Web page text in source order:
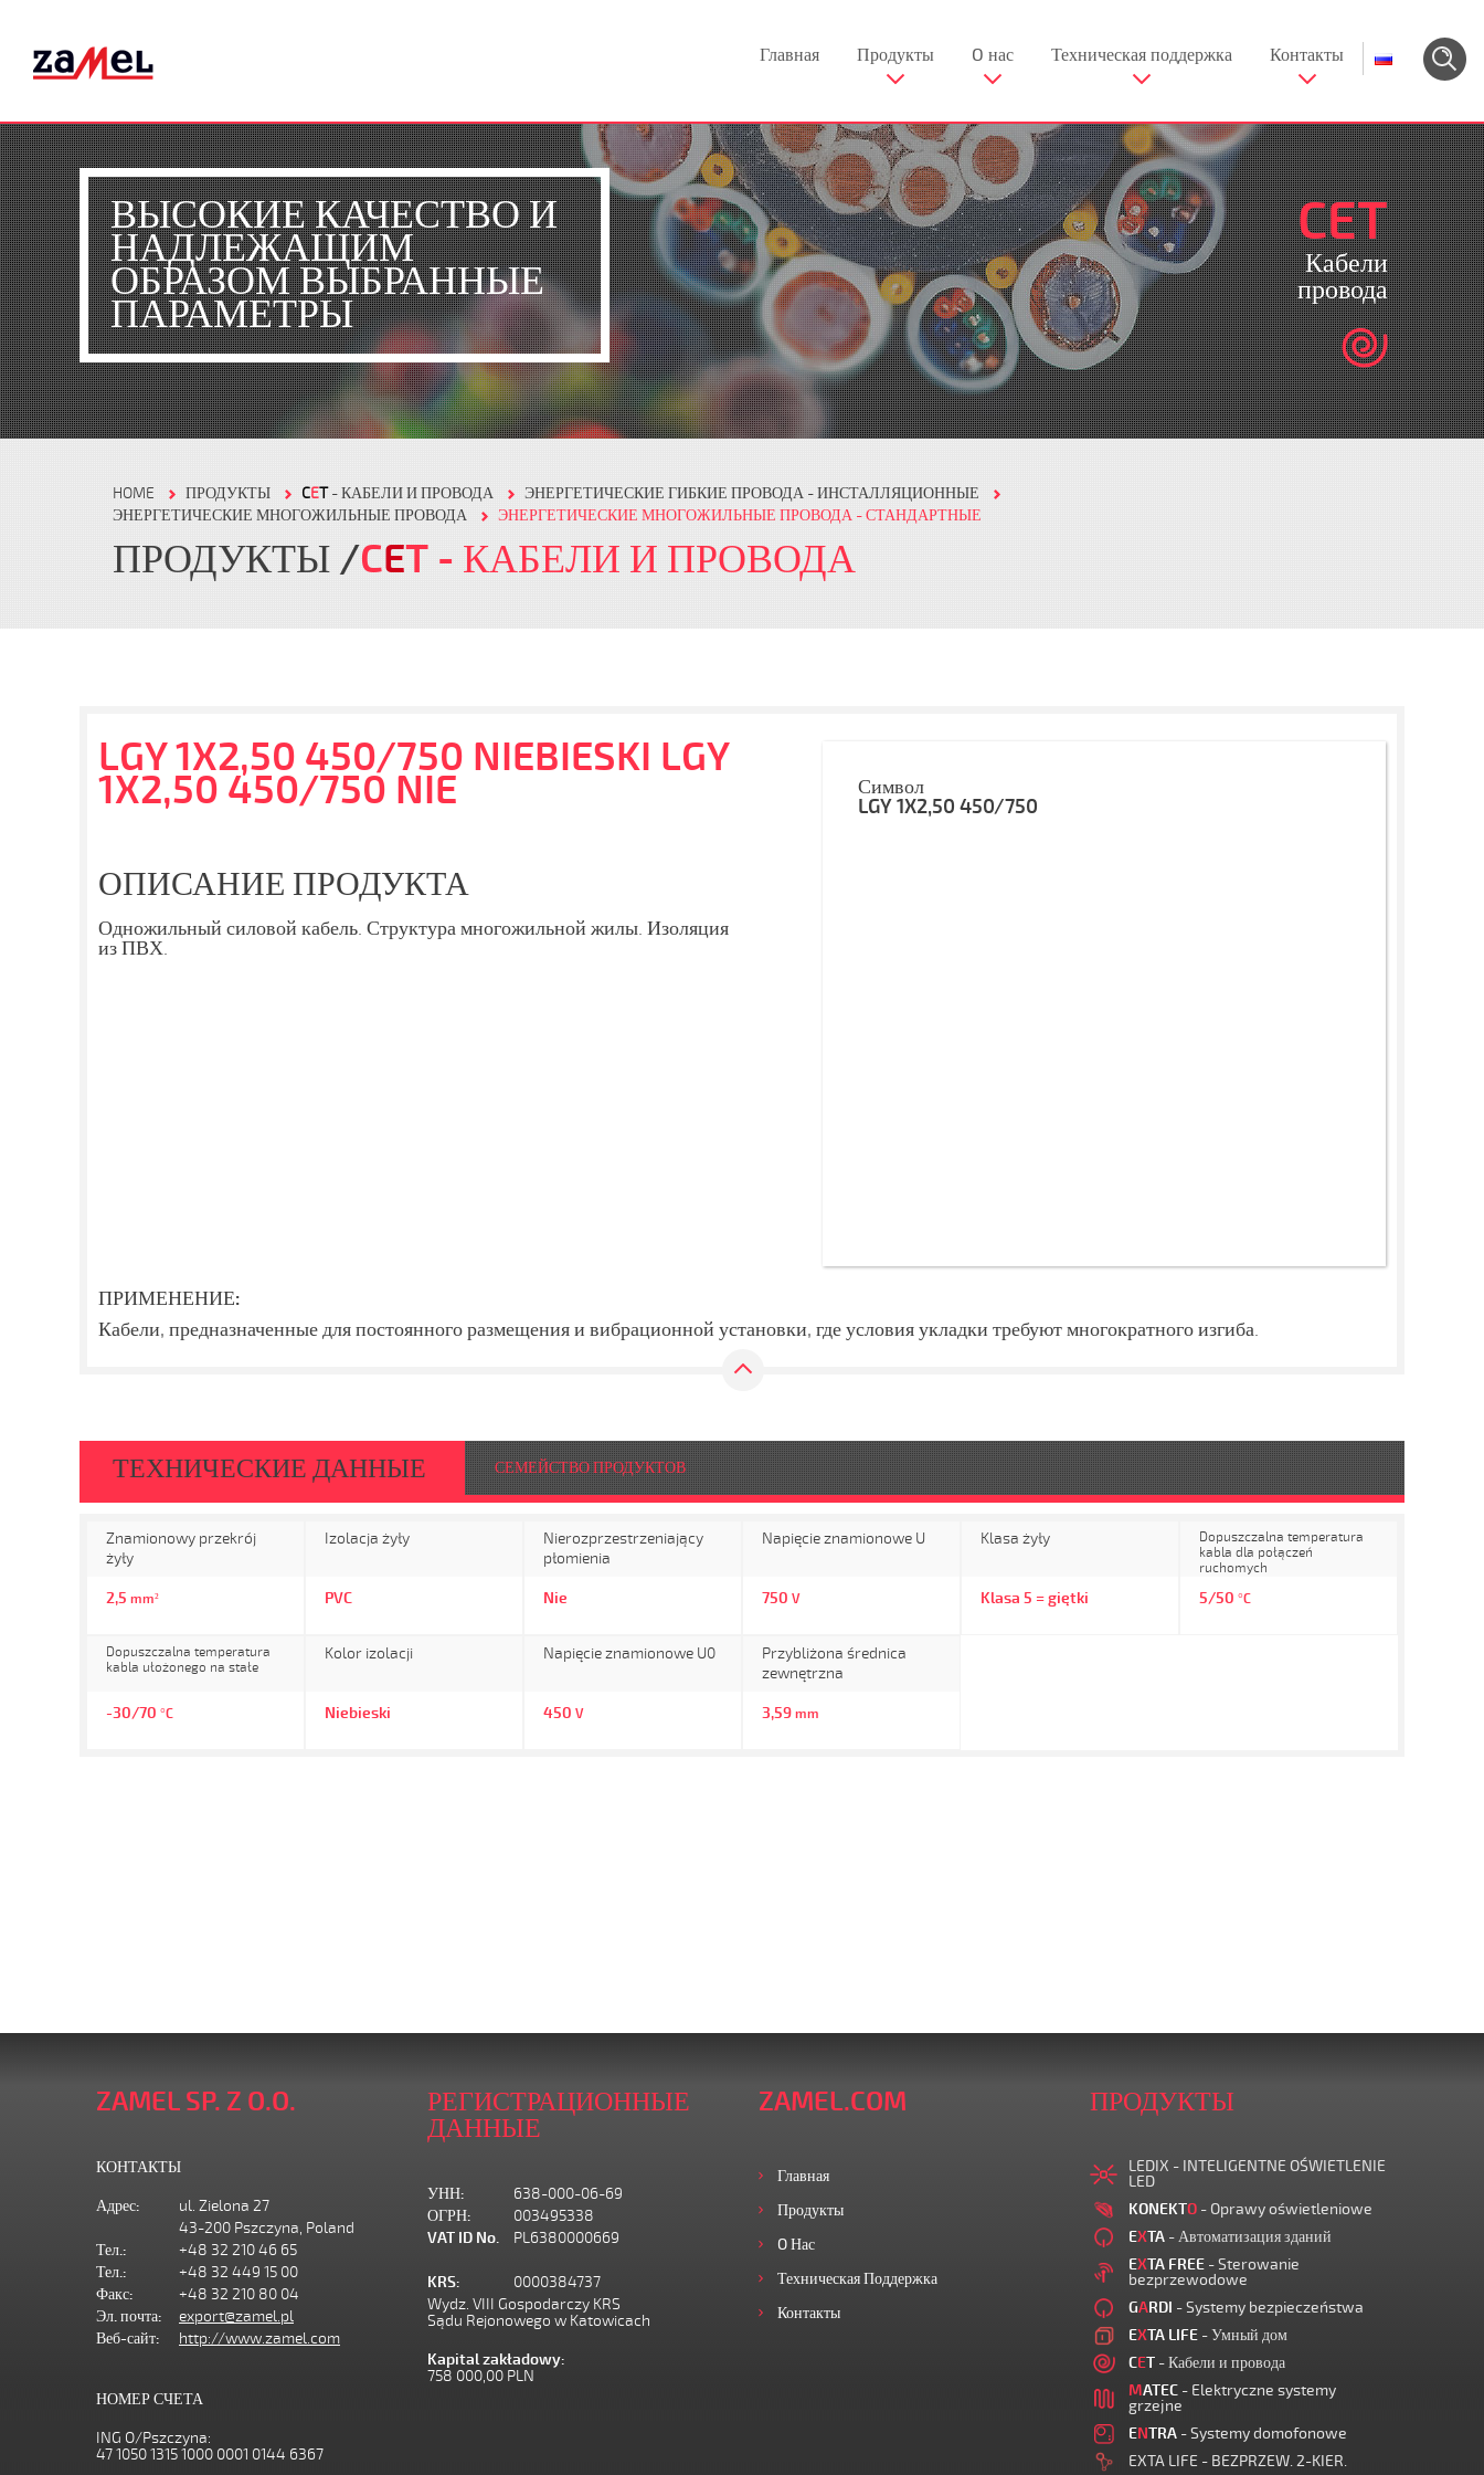
Главная Продукты O нас Техническая поддержка Контакты
ВЫСОКИЕ КАЧЕСТВО И
НАДЛЕЖАЩИМ
ОБРАЗОМ ВЫБРАННЫЕ
ПАРАМЕТРЫ
CET
Кабели
провода
HOME ПРОДУКТЫ CET- КАБЕЛИ И ПРОВОДА
ЭНЕРГЕТИЧЕСКИЕ ГИБКИЕ ПРОВОДА - ИНСТАЛЛЯЦИОННЫЕ
ЭНЕРГЕТИЧЕСКИЕ МНОГОЖИЛЬНЫЕ ПРОВОДА
ЭНЕРГЕТИЧЕСКИЕ МНОГОЖИЛЬНЫЕ ПРОВОДА - СТАНДАРТНЫЕ
ПРОДУКТЫ CET - КАБЕЛИ И ПРОВОДА
LGY 1X2,50 450/750 NIEBIESKI LGY
1X2,50 450/750 NIE
ОПИСАНИЕ ПРОДУКТА
Одножильный силовой кабель. Структура многожильной жилы. Изоляция
из ПВХ.
Символ
LGY 1X2,50 450/750
ПРИМЕНЕНИЕ:
Кабели, предназначенные для постоянного размещения и вибрационной установки, где условия укладки требуют многократного изгиба.
ТЕХНИЧЕСКИЕ ДАННЫЕ СЕМЕЙСТВО ПРОДУКТОВ
Znamionowy przekrój
żyły
2,5 mm²
Izolacja żyły
PVC
Nierozprzestrzeniający
płomienia
Nie
Napięcie znamionowe U
750 V
Klasa żyły
Klasa 5 = giętki
Dopuszczalna temperatura
kabla dla połączeń
ruchomych
5/50 °C
Dopuszczalna temperatura
kabla ułożonego na stałe
-30/70 °C
Kolor izolacji
Niebieski
Napięcie znamionowe U0
450 V
Przybliżona średnica
zewnętrzna
3,59 mm
ZAMEL SP. Z O.O.
КОНТАКТЫ
Адрес:
ul. Zielona 27
43-200 Pszczyna, Poland
Тел.:
+48 32 210 46 65
Тел.:
+48 32 449 15 00
Факс:
+48 32 210 80 04
Эл. почта:
export@zamel.pl
Веб-сайт:
http://www.zamel.com
НОМЕР СЧЕТА
ING O/Pszczyna:
47 1050 1315 1000 0001 0144 6367
РЕГИСТРАЦИОННЫЕ
ДАННЫЕ
УНН:
638-000-06-69
ОГРН:
003495338
VAT ID No.
PL6380000669
KRS:
0000384737
Wydz. VIII Gospodarczy KRS
Sądu Rejonowego w Katowicach
Kapital zakładowy:
758 000,00 PLN
ZAMEL.COM
Главная
Продукты
O Нас
Техническая Поддержка
Контакты
ПРОДУКТЫ
LEDIX - INTELIGENTNE OŚWIETLENIE
LED
KONEKTO - Oprawy oświetleniowe
EXTA - Автоматизация зданий
EXTA FREE - Sterowanie
bezprzewodowe
GARDI - Systemy bezpieczeństwa
EXTA LIFE - Умный дом
CET - Кабели и провода
MATEC - Elektryczne systemy
grzejne
ENTRA - Systemy domofonowe
EXTA LIFE - BEZPRZEW. 2-KIER.